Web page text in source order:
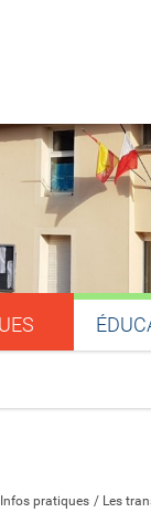
Infos pratiques Les